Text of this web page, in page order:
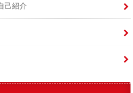
己紹介